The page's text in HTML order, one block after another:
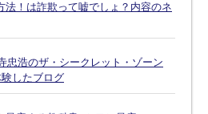
法！は詐欺って嘘でしょ？内容のネ
忠浩のザ・シークレット・ゾーン
したブログ